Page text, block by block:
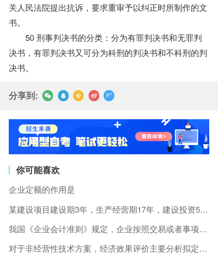
关人民法院提出抗诉，要求重审予以纠正时所制作的文
书。
50 刑事判决书的分类：分为有罪判决书和无罪判
决书，有罪判决书又可分为科刑的判决书和不科刑的判
决书。
分享到:
你可能喜欢
企业定额的作用是
某建设项目建设期3年，生产经营期17年，建设投资5500万元
我国《企业会计准则》规定，企业按照交易或者事项的经济特征确定
对于非经营性技术方案，经济效果评价主要分析拟定方案的( )。